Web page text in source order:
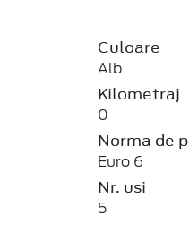
Culoare
Alb
Kilometraj
0
Norma de
Euro 6
Nr. usi
5